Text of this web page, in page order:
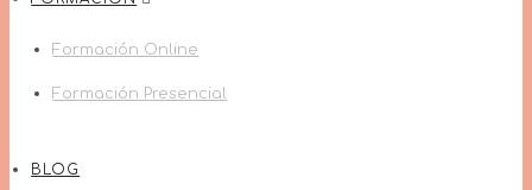
Formación Online
Formación Presencial
BLOG